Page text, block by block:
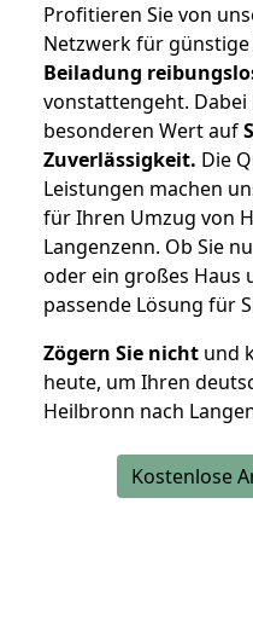
Profitieren Sie von
Netzwerk für
Beiladung
vonstattengeht.
besonderen Wert auf
Zuverlässigkeit. Die
Leistungen machen
für Ihren Umzug von
Langenzenn. Ob Sie
oder ein großes Haus
passende Lösung für
Zögern Sie nicht und
heute, um Ihren
Heilbronn nach
Kostenlose